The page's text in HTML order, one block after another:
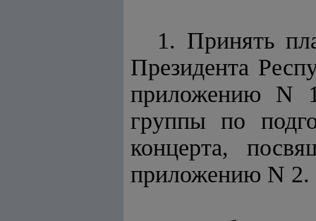
1. Принять
Президента
приложению N
группы по
концерта,
приложению N 2.